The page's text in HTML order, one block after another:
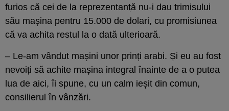
furios că cei de la reprezentanță nu-i dau trimisului
său mașina pentru 15.000 de dolari, cu promisiunea
că va achita restul la o dată ulterioară.
– Le-am vândut mașini unor prinți arabi. Și eu au fost
nevoiți să achite mașina integral înainte de a o putea
lua de aici, îi spune, cu un calm ieșit din comun,
consilierul în vânzări.